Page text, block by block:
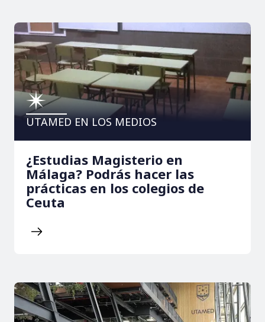
UTAMED EN LOS MEDIOS
¿Estudias Magisterio en
Málaga? Podrás hacer las
prácticas en los colegios de
Ceuta